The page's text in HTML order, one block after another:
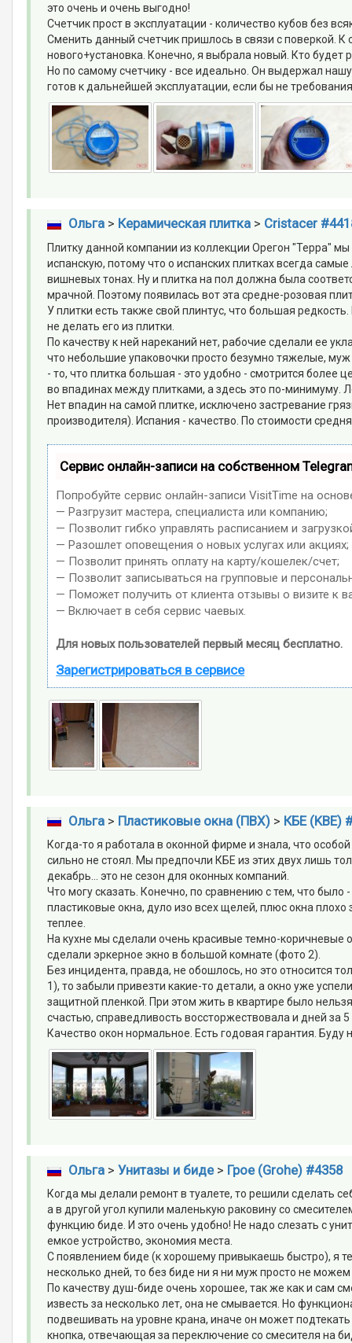
это очень и очень выгодно!
Счетчик прост в эксплуатации - количество кубов без
Сменить данный счетчик пришлось в связи с поверкой.
нового+установка. Конечно, я выбрала новый. Кто будет
Но по самому счетчику - все идеально. Он выдержал
готов к дальнейшей эксплуатации, если бы не
Ольга> Керамическая плитка> Cristacer
Плитку данной компании из коллекции Орегон "Терра"
испанскую, потому что о испанских плитках всегда
вишневых тонах. Ну и плитка на пол должна была
мрачной. Поэтому появилась вот эта средне-розовая
У плитки есть также свой плинтус, что большая
не делать его из плитки.
По качеству к ней нареканий нет, рабочие сделали ее
что небольшие упаковочки просто безумно тяжелые, муж
- то, что плитка большая - это удобно - смотрится более
во впадинах между плитками, а здесь это по-минимуму.
Нет впадин на самой плитке, исключено застревание
производителя). Испания - качество. По стоимости
Сервис онлайн-записи на собственном
Попробуйте сервис онлайн-записи VisitTime на
— Разгрузит мастера, специалиста или компанию;
— Позволит гибко управлять расписанием и
— Разошлет оповещения о новых услугах или акциях;
— Позволит принять оплату на карту/кошелек/счет;
— Позволит записываться на групповые и
— Поможет получить от клиента отзывы о визите к
— Включает в себя сервис чаевых.
Для новых пользователей первый месяц бесплатно.
Зарегистрироваться в сервисе
Ольга> Пластиковые окна (ПВХ)> КБЕ (KBE)
Когда-то я работала в оконной фирме и знала, что
сильно не стоял. Мы предпочли КБЕ из этих двух лишь
декабрь... это не сезон для оконных компаний.
Что могу сказать. Конечно, по сравнению с тем, что
пластиковые окна, дуло изо всех щелей, плюс окна
теплее.
На кухне мы сделали очень красивые темно-коричневые
сделали эркерное экно в большой комнате (фото 2).
Без инцидента, правда, не обошлось, но это относится
1), то забыли привезти какие-то детали, а окно уже
защитной пленкой. При этом жить в квартире было
счастью, справедливость воссторжествовала и дней
Качество окон нормальное. Есть годовая гарантия.
Ольга> Унитазы и биде> Грое (Grohe) #4358
Когда мы делали ремонт в туалете, то решили сделать
а в другой угол купили маленькую раковину со
функцию биде. И это очень удобно! Не надо слезать с
емкое устройство, экономия места.
С появлением биде (к хорошему привыкаешь быстро), я
несколько дней, то без биде ни я ни муж просто не
По качеству душ-биде очень хорошее, так же как и сам
известь за несколько лет, она не смывается. Но
подвешивать на уровне крана, иначе он может
кнопка, отвечающая за переключение со смесителя на